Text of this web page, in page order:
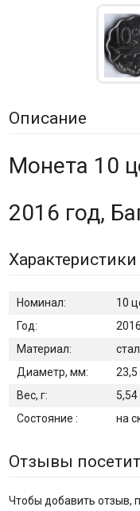
Описание
Монета 10
2016 год,
Характеристики
Номинал:
10
Год:
2016
Материал:
Диаметр, мм:
23,5
Вес, г:
5,54
Состояние :
на
Отзывы
Чтобы добавить отзыв,